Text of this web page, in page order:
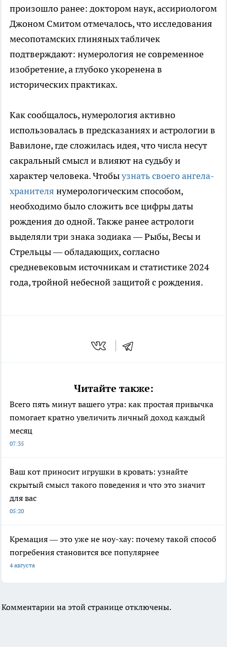
произошло ранее: доктором наук, ассириологом
Джоном Смитом отмечалось, что исследования
месопотамских глиняных табличек
подтверждают: нумерология не современное
изобретение, а глубоко укоренена в
исторических практиках.
Как сообщалось, нумерология активно
использовалась в предсказаниях и астрологии в
Вавилоне, где сложилась идея, что числа несут
сакральный смысл и влияют на судьбу и
характер человека. Чтобыузнать своего ангела-
хранителя нумерологическим способом,
необходимо было сложить все цифры даты
рождения до одной. Также ранее астрологи
выделяли три знака зодиака — Рыбы, Весы и
Стрельцы — обладающих, согласно
средневековым источникам и статистике 2024
года, тройной небесной защитой с рождения.
Читайте также:
Всего пять минут вашего утра: как простая привычка
помогает кратно увеличить личный доход каждый
месяц
07:35
Ваш кот приносит игрушки в кровать: узнайте
скрытый смысл такого поведения и что это значит
для вас
05:20
Кремация — это уже не ноу-хау: почему такой способ
погребения становится все популярнее
4 августа
Комментарии на этой странице отключены.